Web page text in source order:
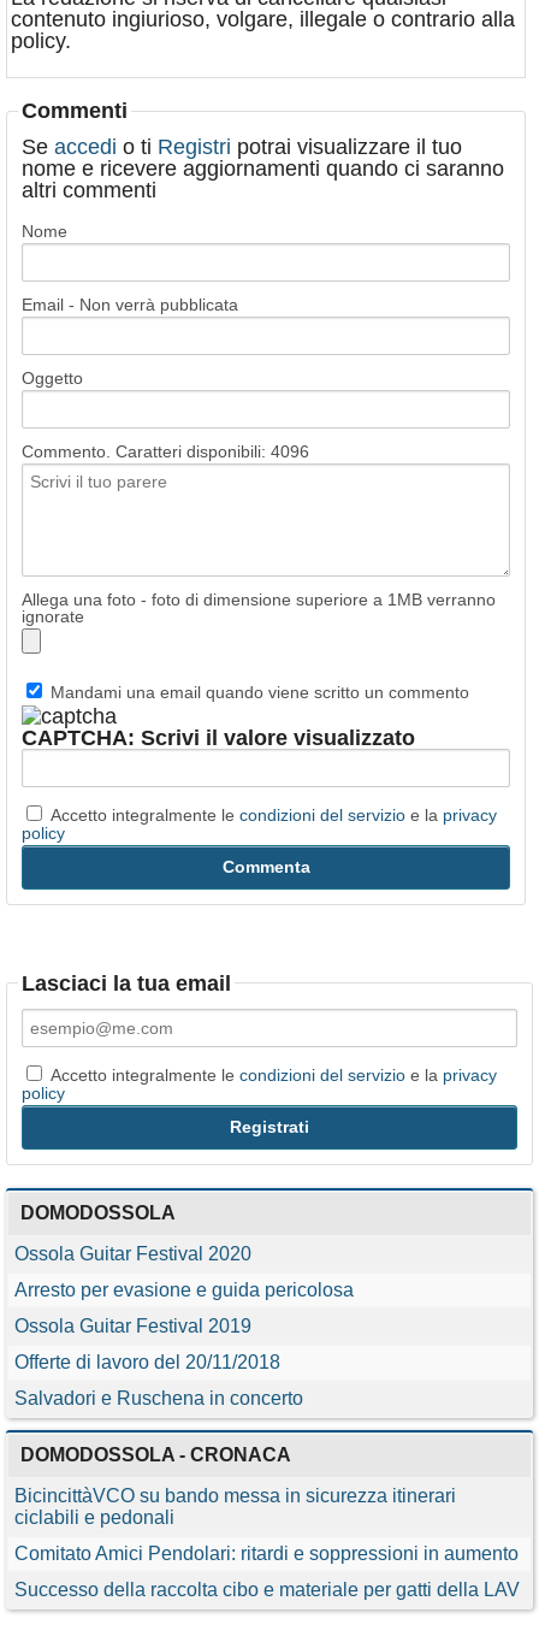
contenuto ingiurioso, volgare, illegale o contrario alla
policy.
Commenti
Se accedi o ti Registri potrai visualizzare il tuo
nome e ricevere aggiornamenti quando ci saranno
altri commenti
Nome
Email - Non verrà pubblicata
Oggetto
Commento. Caratteri disponibili: 4096
Allega una foto - foto di dimensione superiore a 1MB verranno
ignorate
Mandami una email quando viene scritto un commento
CAPTCHA: Scrivi il valore visualizzato
Accetto integralmente le condizioni del servizio e la privacy
policy
Lasciaci la tua email
Accetto integralmente le condizioni del servizio e la privacy
policy
DOMODOSSOLA
Ossola Guitar Festival 2020
Arresto per evasione e guida pericolosa
Ossola Guitar Festival 2019
Offerte di lavoro del 20/11/2018
Salvadori e Ruschena in concerto
DOMODOSSOLA - CRONACA
BicincittàVCO su bando messa in sicurezza itinerari
ciclabili e pedonali
Comitato Amici Pendolari: ritardi e soppressioni in aumento
Successo della raccolta cibo e materiale per gatti della LAV